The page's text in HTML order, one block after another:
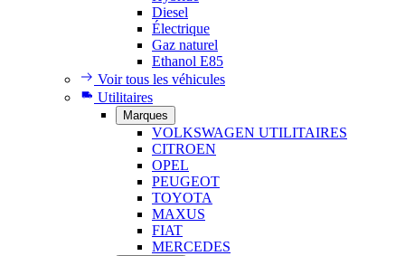
Diesel
Électrique
Gaz naturel
Ethanol E85
Voir tous les véhicules
Utilitaires
Marques
VOLKSWAGEN UTILITAIRES
CITROEN
OPEL
PEUGEOT
TOYOTA
MAXUS
FIAT
MERCEDES